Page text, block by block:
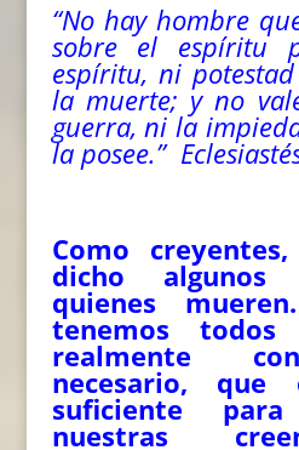
“No hay hombre
sobre el espíritu
espíritu, ni
la muerte; y no
guerra, ni la
la posee.”
Como
dicho algunos
quienes
tenemos
realmente
necesario,
suficiente
nuestras